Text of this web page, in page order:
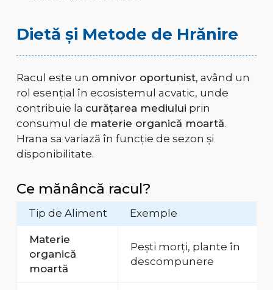
Dietă și Metode de Hrănire
Racul este un omnivor oportunist, având un
rol esențial în ecosistemul acvatic, unde
contribuie la curățarea mediului prin
consumul de materie organică moartă.
Hrana sa variază în funcție de sezon și
disponibilitate.
Ce mănâncă racul?
Tip de Aliment Exemple
Materie
organică
moartă
Pești morți, plante în
descompunere